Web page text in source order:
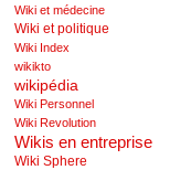
Wiki et médecine
Wiki et politique
Wiki Index
wikikto
wikipédia
Wiki Personnel
Wiki Revolution
Wikis en entreprise
Wiki Sphere